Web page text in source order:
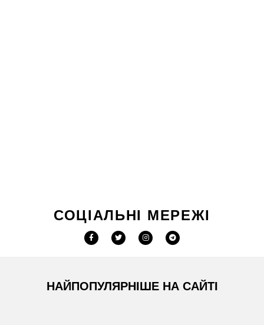
СОЦІАЛЬНІ МЕРЕЖІ
НАЙПОПУЛЯРНІШЕ НА САЙТІ